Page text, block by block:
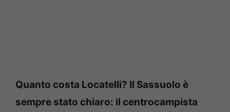
Quanto costa Locatelli? Il Sassuolo è
sempre stato chiaro: il centrocampista